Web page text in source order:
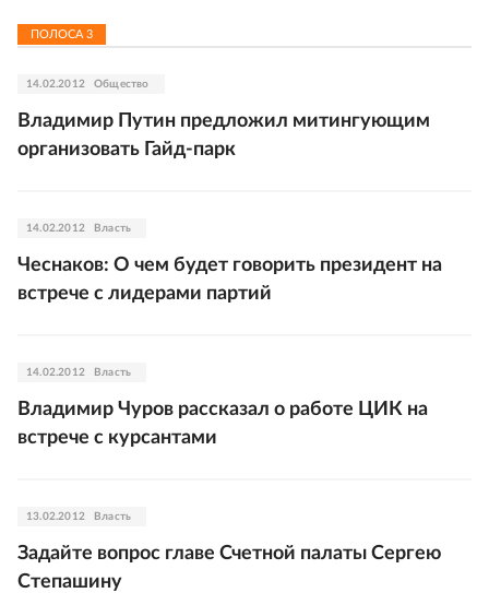
ПОЛОСА 3
14.02.2012 Общество
Владимир Путин предложил митингующим
организовать Гайд-парк
14.02.2012 Власть
Чеснаков: О чем будет говорить президент на
встрече с лидерами партий
14.02.2012 Власть
Владимир Чуров рассказал о работе ЦИК на
встрече с курсантами
13.02.2012 Власть
Задайте вопрос главе Счетной палаты Сергею
Степашину